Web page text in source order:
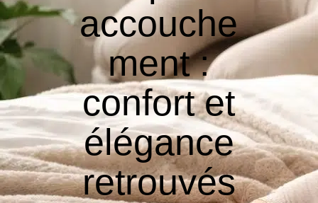
accouche
ment :
confort et
élégance
retrouvés